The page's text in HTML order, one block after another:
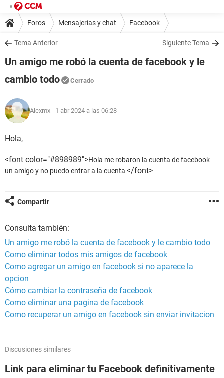
Foros Mensajerías y chat Facebook
Tema Anterior Siguiente Tema
Un amigo me robó la cuenta de facebook y le
cambio todo
Cerrado
Alexmx - 1 abr 2024 a las 06:28
Hola,
<font color="#898989">Hola me robaron la cuenta de facebook
un amigo y no puedo entrar a la cuenta </font>
Compartir
Consulta también:
Un amigo me robó la cuenta de facebook y le cambio todo
Como eliminar todos mis amigos de facebook
Como agregar un amigo en facebook si no aparece la
opcion
Cómo cambiar la contraseña de facebook
Como eliminar una pagina de facebook
Como recuperar un amigo en facebook sin enviar invitacion
Discusiones similares
Link para eliminar tu Facebook definitivamente